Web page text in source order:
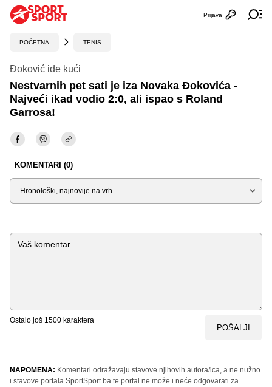
Otvori
Prijava
POČETNA TENIS
Đoković ide kući
Nestvarnih pet sati je iza Novaka Đokovića -
Najveći ikad vodio 2:0, ali ispao s Roland
Garrosa!
KOMENTARI (0)
Sortiraj
Komentar
Ostalo još 1500 karaktera
POŠALJI
NAPOMENA: Komentari odražavaju stavove njihovih autora/ica, a ne nužno
i stavove portala SportSport.ba te portal ne može i neće odgovarati za